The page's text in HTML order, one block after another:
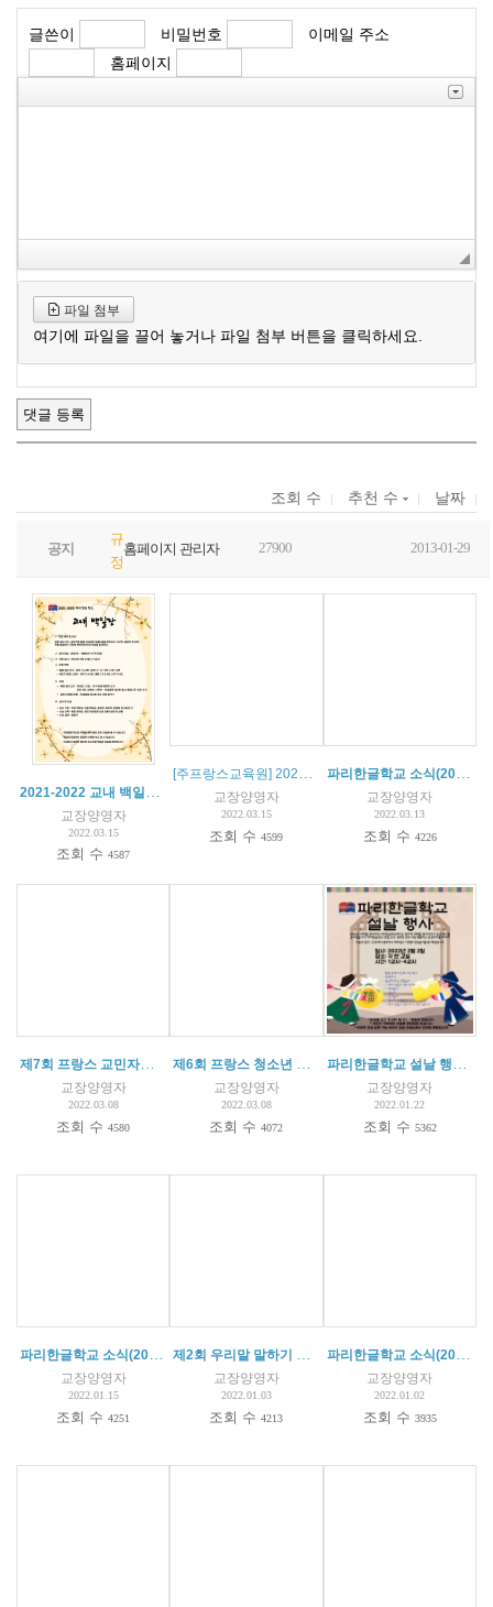
글쓴이 비밀번호
이메일 주소
홈페이지
파일 첨부
여기에 파일을 끌어 놓거나 파일 첨부 버튼을 클릭하세요.
조회 수 추천 수 날짜
공지
규
정
홈페이지 관리자 27900 2013-01-29
교장양영자
2022.03.15
조회 수4587
[주프랑스교육원] 2022 프랑스 한국어 경연대회 안내
교장양영자
2022.03.15
조회 수4599
파리한글학교 소식(2022.03.12)
교장양영자
2022.03.13
조회 수 4226
제7회 프랑스 교민자녀 수학경시대회 안내
교장양영자
2022.03.08
조회 수4580
제6회 프랑스 청소년 꿈 발표 축제 안내
교장양영자
2022.03.08
조회 수4072
파리한글학교 설날 행사 안내(2022.02.02)
교장양영자
2022.01.22
조회 수 5362
파리한글학교 소식(2022.01.15)
교장양영자
2022.01.15
조회 수4251
제2회 우리말 말하기 대회 결과
교장양영자
2022.01.03
조회 수4213
파리한글학교 소식(2022.01.02)
교장양영자
2022.01.02
조회 수 3935